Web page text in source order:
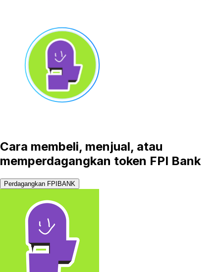
Cara membeli, menjual, atau
memperdagangkan token FPI Bank
Perdagangkan FPIBANK